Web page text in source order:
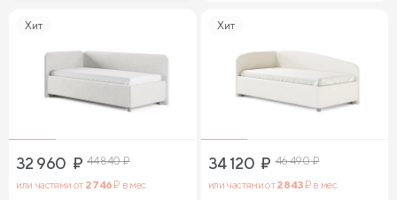
Хит
32 960 ₽ 44 840₽
или частями от 2 746₽ в мес.
Хит
34 120 ₽ 46 490₽
или частями от2 843₽ в мес.